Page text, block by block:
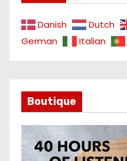
Danish Dutch
German
Italian
Boutique